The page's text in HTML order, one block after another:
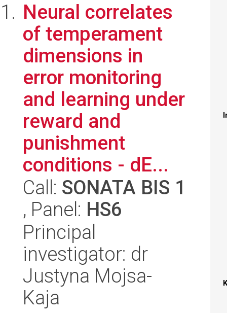
Neural correlates
of temperament
dimensions in
error monitoring
and learning under
reward and
punishment
conditions - dE...
Call: SONATA BIS 1
, Panel: HS6
Principal
investigator: dr
Justyna Mojsa-
Kaja